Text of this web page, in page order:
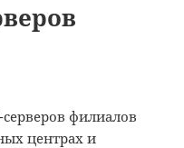
филиалов
центрах и